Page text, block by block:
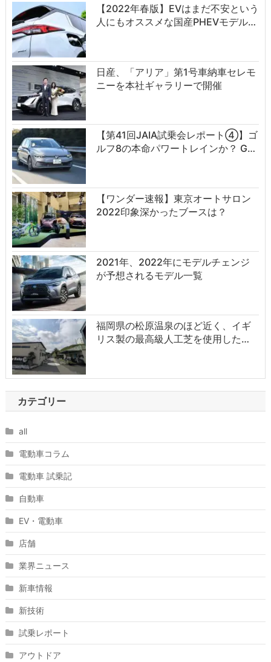
【2022年春版】EVはまだ不安という
人にもオススメな国産PHEVモデル…
日産、「アリア」第1号車納車セレモ
ニーを本社ギャラリーで開催
【第41回JAIA試乗会レポート④】ゴ
ルフ8の本命パワートレインか？ G…
【ワンダー速報】東京オートサロン
2022印象深かったブースは？
2021年、2022年にモデルチェンジ
が予想されるモデル一覧
福岡県の松原温泉のほど近く、イギ
リス製の最高級人工芝を使用した…
カテゴリー
all
電動車コラム
電動車 試乗記
自動車
EV・電動車
店舗
業界ニュース
新車情報
新技術
試乗レポート
アウトドア